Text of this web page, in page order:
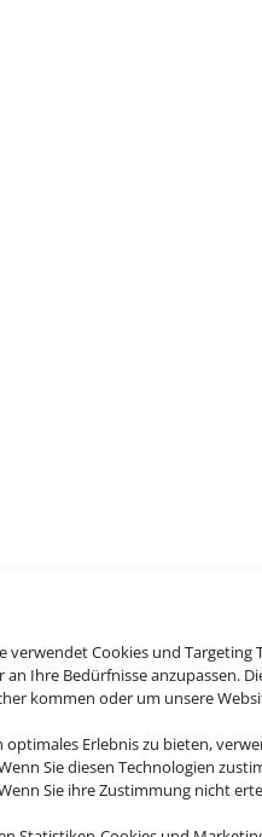
verwendet Cookies und
an Ihre Bedürfnisse anzupassen.
kommen oder um unsere
optimales Erlebnis zu bieten,
Sie diesen Technologien
Sie ihre Zustimmung nicht